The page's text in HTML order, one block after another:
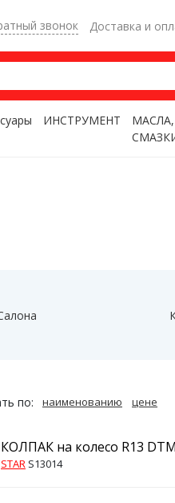
звонок Доставка и
ИНСТРУМЕНТ
МАСЛА,
по: наименованию цене
КОЛПАК на колесо R13
STAR S13014